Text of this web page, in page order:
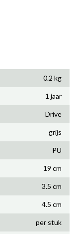
0.2 kg
1 jaar
Drive
grijs
PU
19 cm
3.5 cm
4.5 cm
per stuk